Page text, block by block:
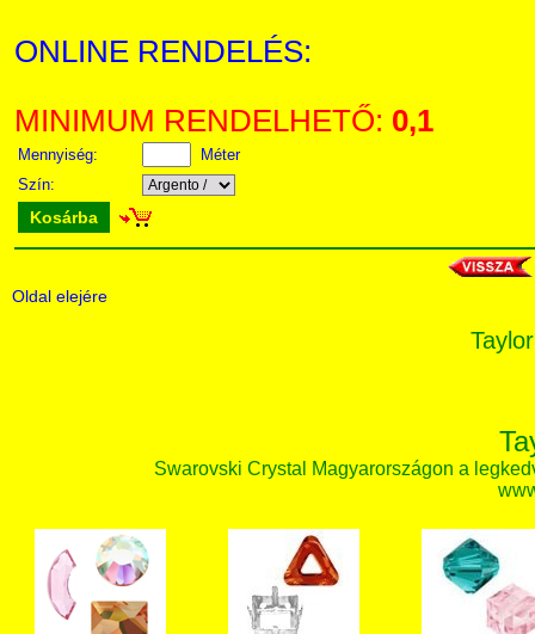
ONLINE RENDELÉS:
MINIMUM RENDELHETŐ: 0,1
Mennyiség:
Méter
Szín:
Kosárba
Oldal elejére
Swarovski Crystal Magyarországon a